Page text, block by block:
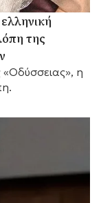
της
η